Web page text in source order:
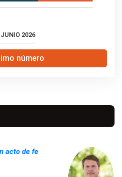
2026
número
acto de fe